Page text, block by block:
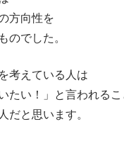
方向性を
のでした。
考えている人は
たい！」と言われる
だと思います。